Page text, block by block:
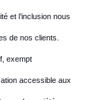
et l’inclusion nous
de nos clients.
exempt
accessible aux